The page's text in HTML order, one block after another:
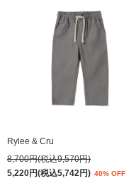
Rylee & Cru
8,700円(税込9,570円)
5,220円(税込5,742円) 40% OFF